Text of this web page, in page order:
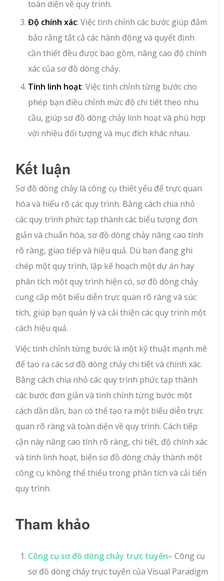
toàn diện về quy trình.
Độ chính xác: Việc tinh chỉnh các bước giúp đảm
bảo rằng tất cả các hành động và quyết định
cần thiết đều được bao gồm, nâng cao độ chính
xác của sơ đồ dòng chảy.
Tính linh hoạt: Việc tinh chỉnh từng bước cho
phép bạn điều chỉnh mức độ chi tiết theo nhu
cầu, giúp sơ đồ dòng chảy linh hoạt và phù hợp
với nhiều đối tượng và mục đích khác nhau.
Kết luận
Sơ đồ dòng chảy là công cụ thiết yếu để trực quan
hóa và hiểu rõ các quy trình. Bằng cách chia nhỏ
các quy trình phức tạp thành các biểu tượng đơn
giản và chuẩn hóa, sơ đồ dòng chảy nâng cao tính
rõ ràng, giao tiếp và hiệu quả. Dù bạn đang ghi
chép một quy trình, lập kế hoạch một dự án hay
phân tích một quy trình hiện có, sơ đồ dòng chảy
cung cấp một biểu diễn trực quan rõ ràng và súc
tích, giúp bạn quản lý và cải thiện các quy trình một
cách hiệu quả.
Việc tinh chỉnh từng bước là một kỹ thuật mạnh mẽ
để tạo ra các sơ đồ dòng chảy chi tiết và chính xác.
Bằng cách chia nhỏ các quy trình phức tạp thành
các bước đơn giản và tinh chỉnh từng bước một
cách dần dần, bạn có thể tạo ra một biểu diễn trực
quan rõ ràng và toàn diện về quy trình. Cách tiếp
cận này nâng cao tính rõ ràng, chi tiết, độ chính xác
và tính linh hoạt, biến sơ đồ dòng chảy thành một
công cụ không thể thiếu trong phân tích và cải tiến
quy trình.
Tham khảo
Công cụ sơ đồ dòng chảy trực tuyến– Công cụ
sơ đồ dòng chảy trực tuyến của Visual Paradigm